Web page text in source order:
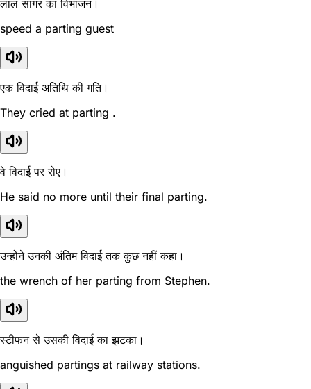
लाल सागर का विभाजन।
speed a parting guest
एक विदाई अतिथि की गति।
They cried at parting .
वे विदाई पर रोए।
He said no more until their final parting.
उन्होंने उनकी अंतिम विदाई तक कुछ नहीं कहा।
the wrench of her parting from Stephen.
स्टीफन से उसकी विदाई का झटका।
anguished partings at railway stations.